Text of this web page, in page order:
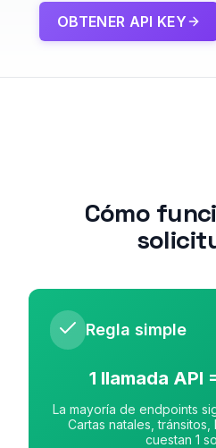
OBTENER API KEY
Cómo
Regla simple
1 llamada API
La mayoría de endpoints
Cartas natales,
cuestan 1